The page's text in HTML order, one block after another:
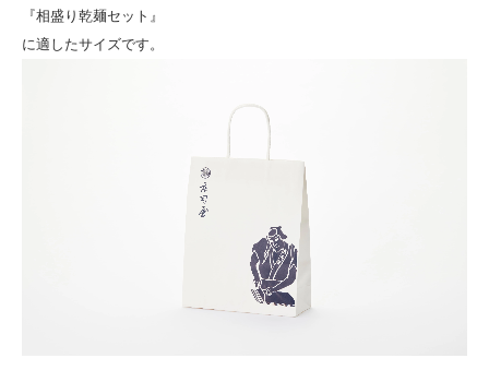
『相盛り乾麺セット』
に適したサイズです。